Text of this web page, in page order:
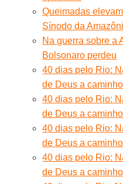
Queimadas
Sínodo da
Na guerra sobre a
Bolsonaro perdeu
40 dias pelo Rio:
de Deus a
40 dias pelo Rio:
de Deus a
40 dias pelo Rio:
de Deus a
40 dias pelo Rio:
de Deus a